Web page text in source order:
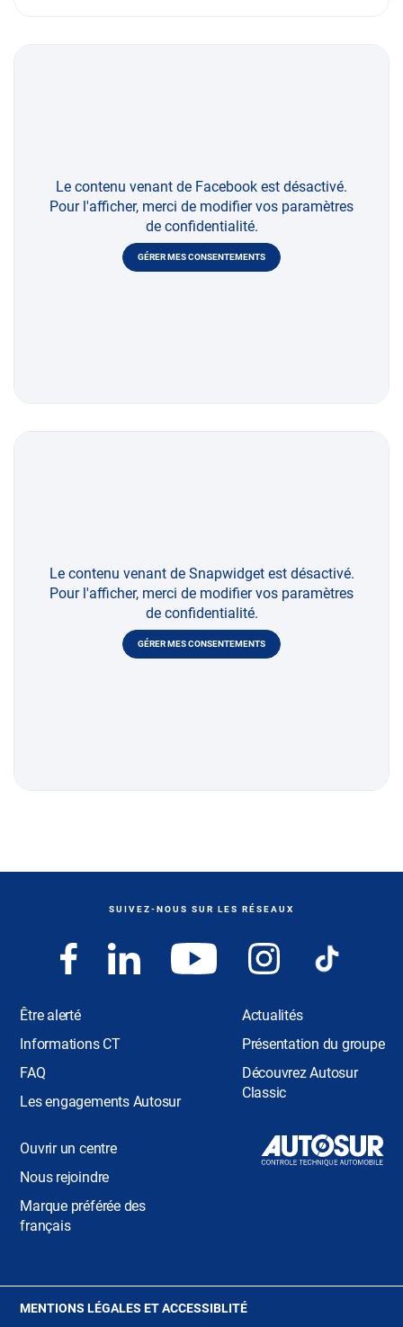
Le contenu venant de Facebook est désactivé.
Pour l'afficher, merci de modifier vos paramètres
de confidentialité.
GÉRER MES CONSENTEMENTS
Le contenu venant de Snapwidget est désactivé.
Pour l'afficher, merci de modifier vos paramètres
de confidentialité.
GÉRER MES CONSENTEMENTS
SUIVEZ-NOUS SUR LES RÉSEAUX
Être alerté
Informations CT
FAQ
Les engagements Autosur
Actualités
Présentation du groupe
Découvrez Autosur
Classic
Ouvrir un centre
Nous rejoindre
Marque préférée des
français
MENTIONS LÉGALES ET ACCESSIBLITÉ(OUVRE